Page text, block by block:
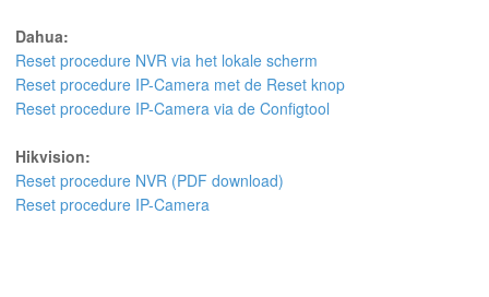
Dahua:
Reset procedure NVR via het lokale scherm
Reset procedure IP-Camera met de Reset knop
Reset procedure IP-Camera via de Configtool
Hikvision:
Reset procedure NVR (PDF download)
Reset procedure IP-Camera